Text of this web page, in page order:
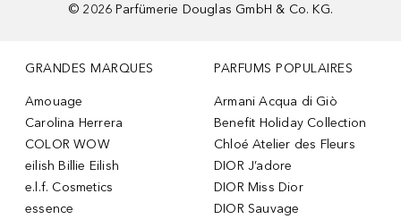
© 2026 Parfümerie Douglas GmbH & Co. KG.
GRANDES MARQUES
Amouage
Carolina Herrera
COLOR WOW
eilish Billie Eilish
e.l.f. Cosmetics
essence
PARFUMS POPULAIRES
Armani Acqua di Giò
Benefit Holiday Collection
Chloé Atelier des Fleurs
DIOR J’adore
DIOR Miss Dior
DIOR Sauvage